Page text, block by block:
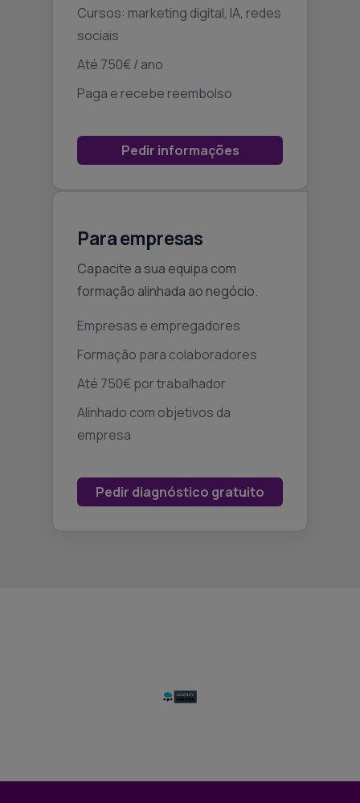
Cursos: marketing digital, IA, redes
sociais
Até 750€ / ano
Paga e recebe reembolso
Pedir informações
Para empresas
Capacite a sua equipa com
formação alinhada ao negócio.
Empresas e empregadores
Formação para colaboradores
Até 750€ por trabalhador
Alinhado com objetivos da
empresa
Pedir diagnóstico gratuito